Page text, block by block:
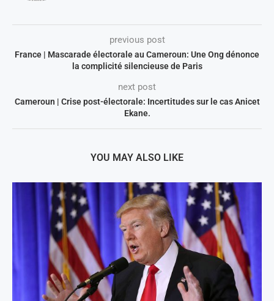
previous post
France | Mascarade électorale au Cameroun: Une Ong dénonce
la complicité silencieuse de Paris
next post
Cameroun | Crise post-électorale: Incertitudes sur le cas Anicet
Ekane.
YOU MAY ALSO LIKE